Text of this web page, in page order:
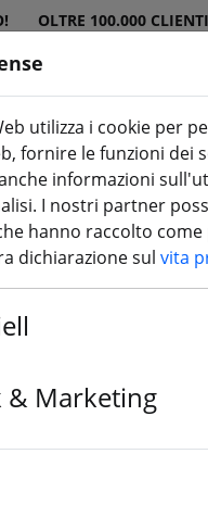
OLTRE 100.000
DJI
utilizza i cookie per
fornire le funzioni dei
informazioni
I nostri partner
hanno raccolto
dichiarazione sul vita
& Marketing